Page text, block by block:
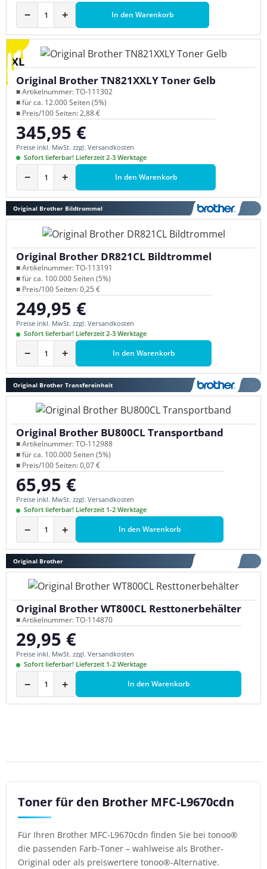
− + In den Warenkorb
XL
Original Brother TN821XXLY Toner Gelb
■ Artikelnummer: TO-111302
■ für ca. 12.000 Seiten (5%)
■ Preis/100 Seiten: 2,88 €
Regulärer Preis:
345,95 €
Preise inkl. MwSt. zzgl. Versandkosten
Sofort lieferbar! Lieferzeit 2-3 Werktage
− + In den Warenkorb
Original Brother Bildtrommel
Original Brother DR821CL Bildtrommel
■ Artikelnummer: TO-113191
■ für ca. 100.000 Seiten (5%)
■ Preis/100 Seiten: 0,25 €
Regulärer Preis:
249,95 €
Preise inkl. MwSt. zzgl. Versandkosten
Sofort lieferbar! Lieferzeit 2-3 Werktage
− + In den Warenkorb
Original Brother Transfereinheit
Original Brother BU800CL Transportband
■ Artikelnummer: TO-112988
■ für ca. 100.000 Seiten (5%)
■ Preis/100 Seiten: 0,07 €
Regulärer Preis:
65,95 €
Preise inkl. MwSt. zzgl. Versandkosten
Sofort lieferbar! Lieferzeit 1-2 Werktage
− + In den Warenkorb
Original Brother
Original Brother WT800CL Resttonerbehälter
■ Artikelnummer: TO-114870
Regulärer Preis:
29,95 €
Preise inkl. MwSt. zzgl. Versandkosten
Sofort lieferbar! Lieferzeit 1-2 Werktage
− + In den Warenkorb
Toner für den Brother MFC-L9670cdn
Für Ihren Brother MFC-L9670cdn finden Sie bei tonoo®
die passenden Farb-Toner – wahlweise als Brother-
Original oder als preiswertere tonoo®-Alternative.